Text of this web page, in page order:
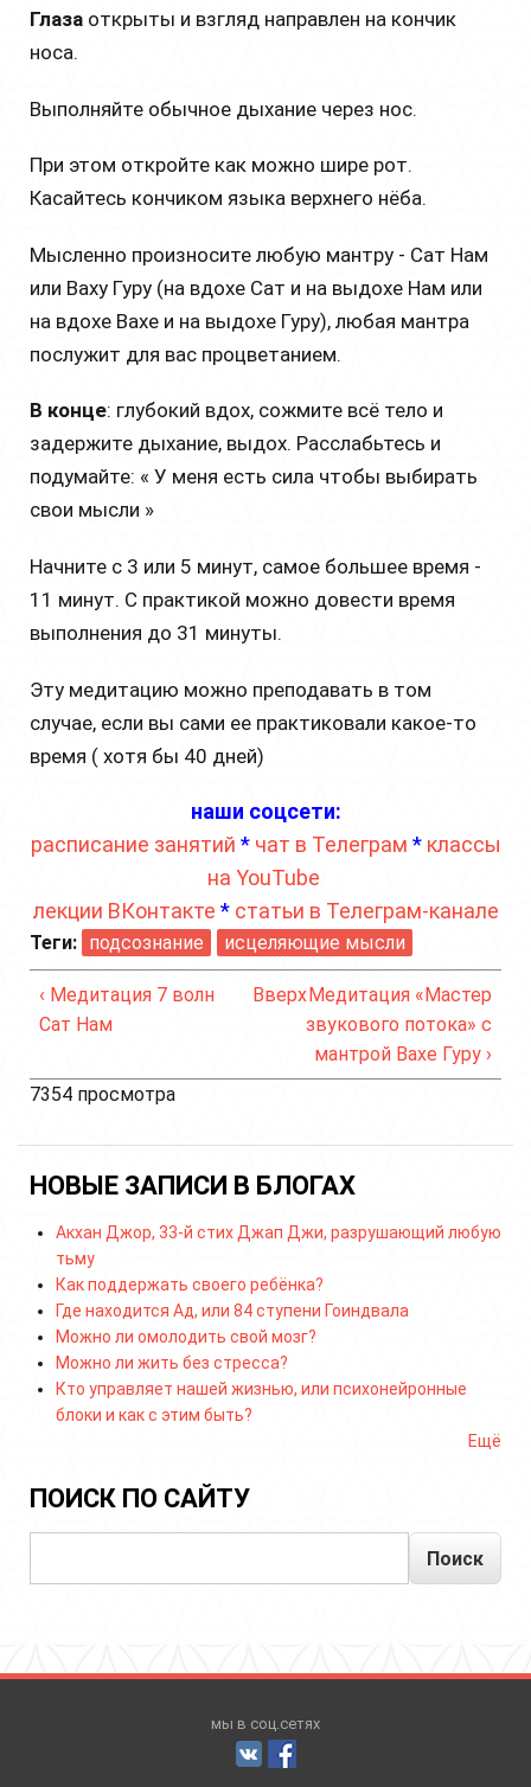
Глаза открыты и взгляд направлен на кончик
носа.
Выполняйте обычное дыхание через нос.
При этом откройте как можно шире рот.
Касайтесь кончиком языка верхнего нёба.
Мысленно произносите любую мантру - Сат Нам
или Ваху Гуру (на вдохе Сат и на выдохе Нам или
на вдохе Вахе и на выдохе Гуру), любая мантра
послужит для вас процветанием.
В конце: глубокий вдох, сожмите всё тело и
задержите дыхание, выдох. Расслабьтесь и
подумайте: « У меня есть сила чтобы выбирать
свои мысли »
Начните с 3 или 5 минут, самое большее время -
11 минут. С практикой можно довести время
выполнения до 31 минуты.
Эту медитацию можно преподавать в том
случае, если вы сами ее практиковали какое-то
время ( хотя бы 40 дней)
наши соцсети:
расписание занятий * чат в Телеграм * классы
на YouTube
лекции ВКонтакте * статьи в Телеграм-канале
Теги: подсознание исцеляющие мысли
‹ Медитация 7 волн
Сат Нам
ВверхМедитация «Мастер
звукового потока» с
мантрой Вахе Гуру ›
7354 просмотра
НОВЫЕ ЗАПИСИ В БЛОГАХ
Акхан Джор, 33-й стих Джап Джи, разрушающий любую
тьму
Как поддержать своего ребёнка?
Где находится Ад, или 84 ступени Гоиндвала
Можно ли омолодить свой мозг?
Можно ли жить без стресса?
Кто управляет нашей жизнью, или психонейронные
блоки и как с этим быть?
Ещё
ПОИСК ПО САЙТУ
мы в соц.сетях